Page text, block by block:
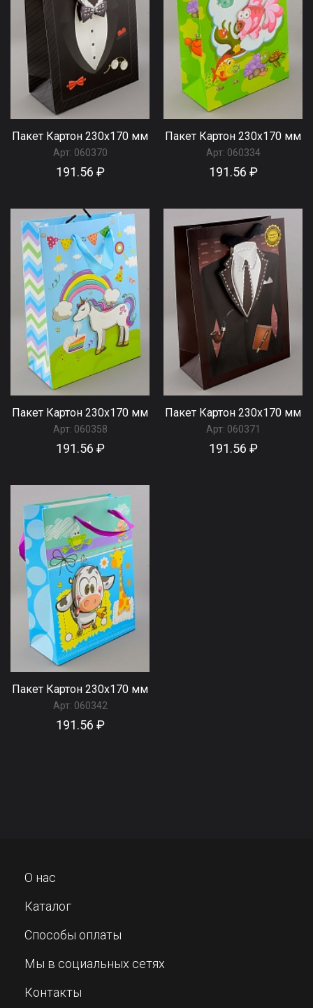
Пакет Картон 230х170 мм
Арт: 060370
191.56 ₽
Пакет Картон 230х170 мм
Арт: 060334
191.56 ₽
Пакет Картон 230х170 мм
Арт: 060358
191.56 ₽
Пакет Картон 230х170 мм
Арт: 060371
191.56 ₽
Пакет Картон 230х170 мм
Арт: 060342
191.56 ₽
О нас
Каталог
Способы оплаты
Мы в социальных сетях
Контакты